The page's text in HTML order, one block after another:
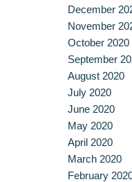
December
November
October 2020
September
August 2020
July 2020
June 2020
May 2020
April 2020
March 2020
February